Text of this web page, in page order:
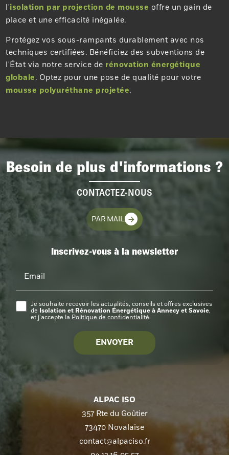
l'isolation par projection de mousse offre un gain de
place et une efficacité inégalée.
Protégez vos sous-rampants durablement avec nos
techniques certifiées. Bénéficiez des subventions de
l'État via notre service de rénovation énergétique
globale. Optez pour une pose de qualité pour votre
mousse polyuréthane projetée.
Besoin de plus d'informations ?
CONTACTEZ-NOUS
PAR MAIL
Inscrivez-vous à la newsletter
Email
Je souhaite recevoir les actualités, conseils et offres exclusives
de Isolation et Rénovation Énergétique à Annecy et Savoie,
et j’accepte la Politique de confidentialité.
ALPAC ISO
357 Rte du Goûtier
73470 Novalaise
contact@alpaciso.fr